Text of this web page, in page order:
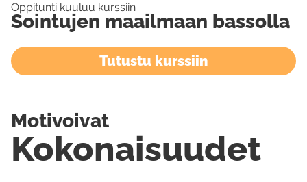
Oppitunti kuuluu kurssiin
Sointujen maailmaan bassolla
Tutustu kurssiin
Kokonaisuudet
Motivoivat